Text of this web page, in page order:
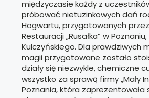
międzyczasie każdy z
próbować nietuzinkowych dań
Hogwartu, przygotowanych
Restauracji „Rusałka” w
Kulczyńskiego. Dla prawdziwych
magii przygotowane zostało
działy się niezwykle, chemiczne
wszystko za sprawą firmy „Mały
Poznania, która zaprezentowała